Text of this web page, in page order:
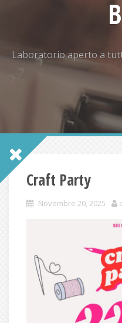
Laboratorio aperto a
Craft Party
Novembre 20, 2025